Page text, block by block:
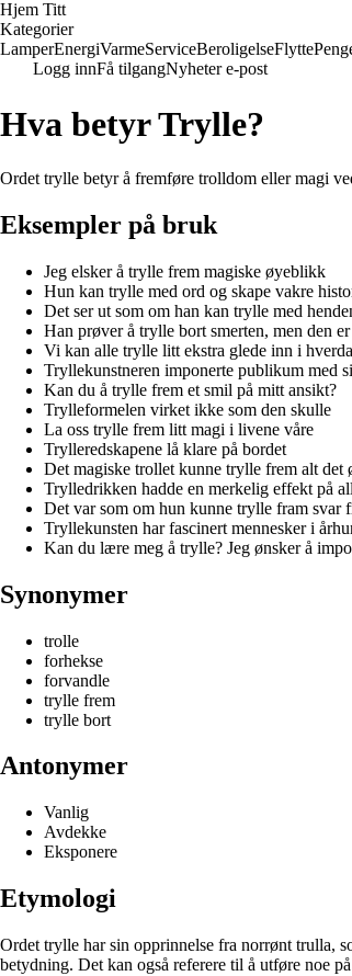
Hjem Titt
Kategorier
LamperEnergiVarmeServiceBeroligelseFlytte
Logg innFå tilgangNyheter e-post
Hva betyr Trylle?
Ordet trylle betyr å fremføre trolldom eller magi
Eksempler på bruk
Jeg elsker å trylle frem magiske øyeblikk
Hun kan trylle med ord og skape vakre
Det ser ut som om han kan trylle med
Han prøver å trylle bort smerten, men den
Vi kan alle trylle litt ekstra glede inn i
Tryllekunstneren imponerte publikum med
Kan du å trylle frem et smil på mitt ansikt?
Trylleformelen virket ikke som den skulle
La oss trylle frem litt magi i livene våre
Trylleredskapene lå klare på bordet
Det magiske trollet kunne trylle frem alt det
Trylledrikken hadde en merkelig effekt på
Det var som om hun kunne trylle fram svar
Tryllekunsten har fascinert mennesker i
Kan du lære meg å trylle? Jeg ønsker å
Synonymer
trolle
forhekse
forvandle
trylle frem
trylle bort
Antonymer
Vanlig
Avdekke
Eksponere
Etymologi
Ordet trylle har sin opprinnelse fra norrønt trulla,
betydning. Det kan også referere til å utføre noe